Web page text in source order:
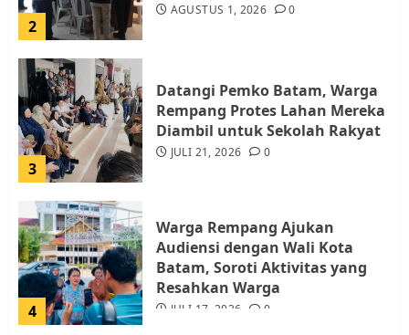
2
AGUSTUS 1, 2026 0
3
Datangi Pemko Batam, Warga
Rempang Protes Lahan Mereka
Diambil untuk Sekolah Rakyat
JULI 21, 2026 0
4
Warga Rempang Ajukan
Audiensi dengan Wali Kota
Batam, Soroti Aktivitas yang
Resahkan Warga
JULI 17, 2026 0